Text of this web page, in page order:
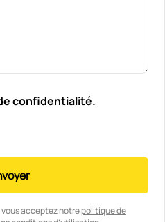
confidentialité.
vous acceptez notrepolitique de